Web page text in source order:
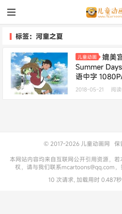
标签：河童之夏
儿童动画
媲美
Summer
语中字
夏国语版下载
2018-05-21 阅
© 2017-2026 儿童动画网 保
本网站内容均来自互联网公开引用资源，
权，请与我们联系mcartoons@qq.com，
10 次请求, 加载用时 0.487